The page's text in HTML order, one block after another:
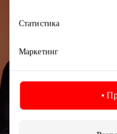
Статистика
Маркетинг
мероприятиях и